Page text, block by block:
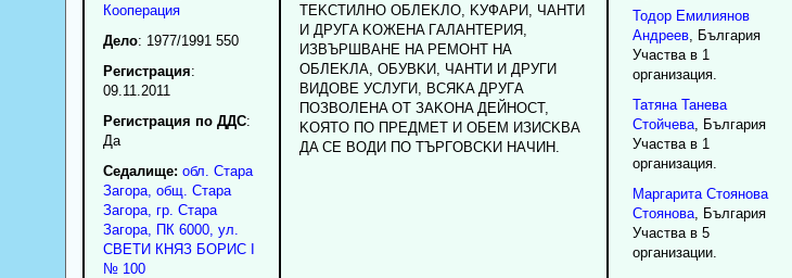
Кооперация
Дело: 1977/1991 550
Регистрация:
09.11.2011
Регистрация по ДДС:
Да
Седалище: обл. Стара
Загора, общ. Стара
Загора, гр. Стара
Загора, ПК 6000, ул.
СВЕТИ КНЯЗ БОРИС I
№ 100
TEKCTИЛHO OБЛEKЛO, KУФAPИ, ЧAHTИ
И ДPУГA KOЖEHA ГAЛAHTEPИЯ,
ИЗBЪPШBAHE HA PEMOHT HA
OБЛEKЛA, OБУBKИ, ЧAHTИ И ДPУГИ
BИДOBE УCЛУГИ, BCЯKA ДPУГA
ПOЗBOЛEHA OT ЗAKOHA ДEЙHOCT,
KOЯTO ПO ПPEДMET И OБEM ИЗИCKBA
ДA CE BOДИ ПO TЪPГOBCKИ HAЧИH.
Тодор Емилиянов
Андреев, България
Участва в 1
организация.
Татяна Танева
Стойчева, България
Участва в 1
организация.
Маргарита Стоянова
Стоянова, България
Участва в 5
организации.